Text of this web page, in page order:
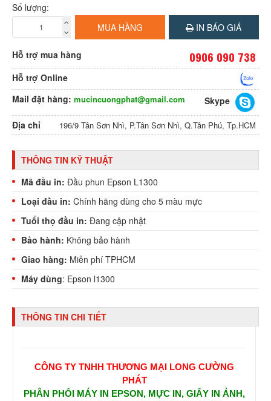
Số lượng:
MUA HÀNG
IN BÁO GIÁ
Hỗ trợ mua hàng 0906 090 738
Hỗ trợ Online
Mail đặt hàng: mucincuongphat@gmail.com
Skype
Địa chỉ
196/9 Tân Sơn Nhì, P.Tân Sơn Nhì, Q.Tân Phú, Tp.HCM
THÔNG TIN KỸ THUẬT
Mã đầu in: Đầu phun Epson L1300
Loại đầu in: Chính hãng dùng cho 5 màu mực
Tuổi thọ đầu in: Đang cập nhật
Bảo hành: Không bảo hành
Giao hàng: Miễn phí TPHCM
Máy dùng: Epson l1300
THÔNG TIN CHI TIẾT
CÔNG TY TNHH THƯƠNG MẠI LONG CƯỜNG
PHÁT
PHÂN PHỐI MÁY IN EPSON, MỰC IN, GIẤY IN ẢNH,